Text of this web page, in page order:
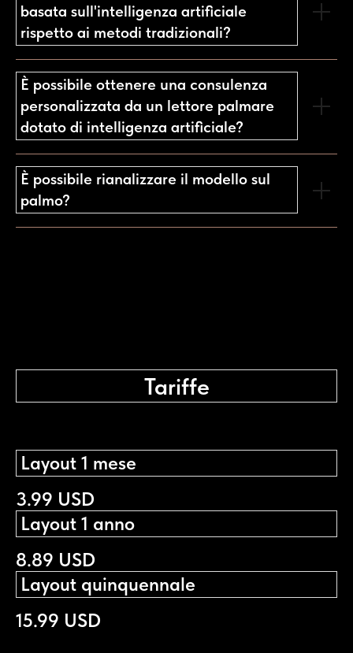
basata sull'intelligenza artificiale
rispetto ai metodi tradizionali?
È possibile ottenere una consulenza
personalizzata da un lettore palmare
dotato di intelligenza artificiale?
È possibile rianalizzare il modello sul
palmo?
Tariffe
Layout 1 mese
3.99 USD
Layout 1 anno
8.89 USD
Layout quinquennale
15.99 USD